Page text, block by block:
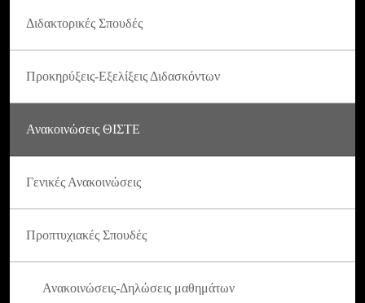
Διδακτορικές Σπουδές
Προκηρύξεις-Εξελίξεις Διδασκόντων
Ανακοινώσεις ΘΙΣΤΕ
Γενικές Ανακοινώσεις
Προπτυχιακές Σπουδές
Ανακοινώσεις-Δηλώσεις μαθημάτων